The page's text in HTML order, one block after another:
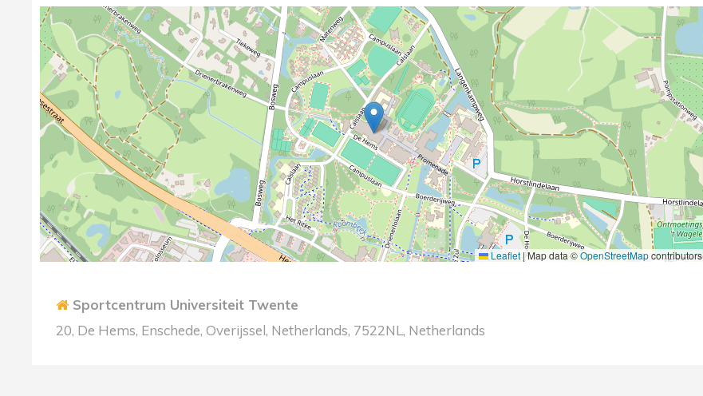
Leaflet |Map data ©OpenStreetMapcontributors
Sportcentrum Universiteit Twente
20, De Hems, Enschede, Overijssel, Netherlands, 7522NL, Netherlands